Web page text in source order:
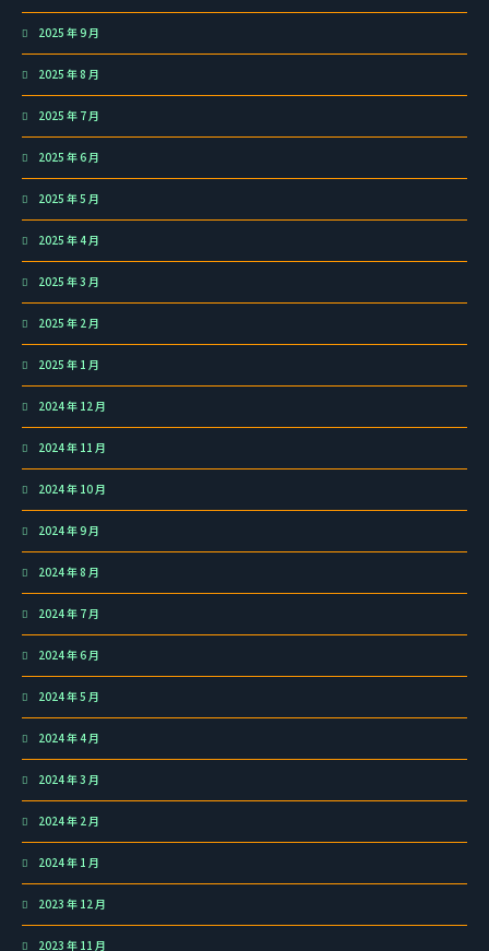
2025 年 9 月
2025 年 8 月
2025 年 7 月
2025 年 6 月
2025 年 5 月
2025 年 4 月
2025 年 3 月
2025 年 2 月
2025 年 1 月
2024 年 12 月
2024 年 11 月
2024 年 10 月
2024 年 9 月
2024 年 8 月
2024 年 7 月
2024 年 6 月
2024 年 5 月
2024 年 4 月
2024 年 3 月
2024 年 2 月
2024 年 1 月
2023 年 12 月
2023 年 11 月